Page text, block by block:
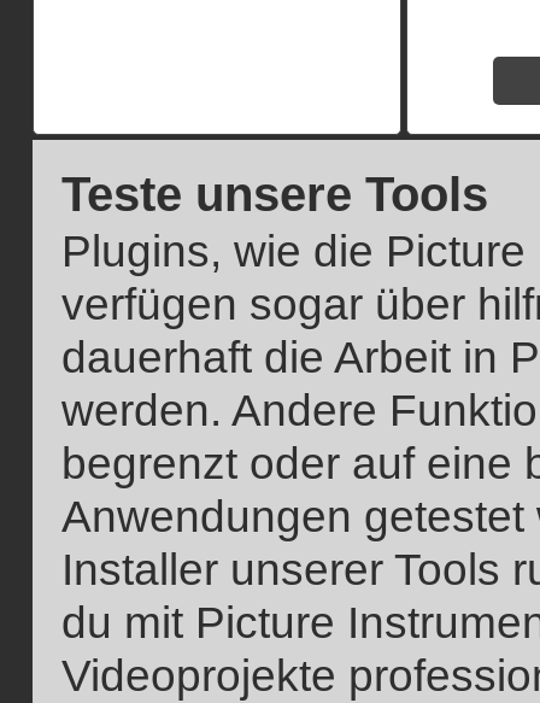
Teste unsere Tools
Plugins, wie die
verfügen sogar über
dauerhaft die Arbeit in
werden. Andere
begrenzt oder auf eine
Anwendungen
Installer unserer Tools
du mit Picture
Videoprojekte